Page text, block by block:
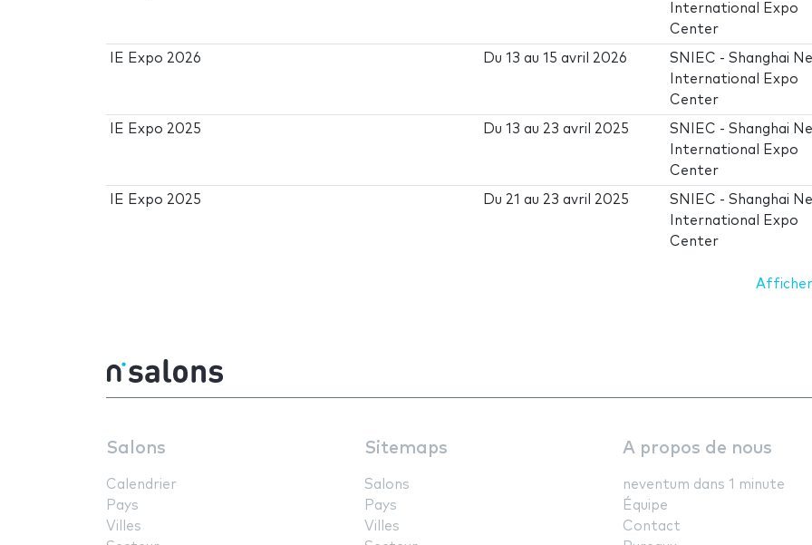
International Expo
Center
IE Expo 2026 Du13 au15 avril 2026
SNIEC - Shanghai
International Expo
Center
IE Expo 2025 Du13 au 23 avril 2025
SNIEC - Shanghai
International Expo
Center
IE Expo 2025 Du 21 au 23 avril 2025
SNIEC - Shanghai
International Expo
Center
Salons
Calendrier
Pays
Villes
Sitemaps
Salons
Pays
Villes
A propos de nous
neventum dans 1 minute
Équipe
Contact